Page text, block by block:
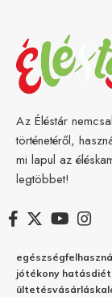
Az Éléstár
történetéről,
mi lapul az
legtöbbet!
egészség
jótékony hatás
ültetésvásárlás